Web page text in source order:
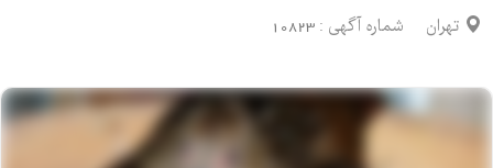
تهران شماره آگهی : 10823